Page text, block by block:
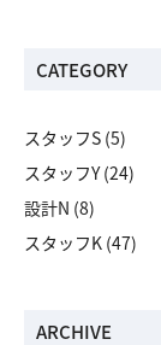
CATEGORY
スタッフS (5)
スタッフY(24)
設計N (8)
スタッフK (47)
ARCHIVE